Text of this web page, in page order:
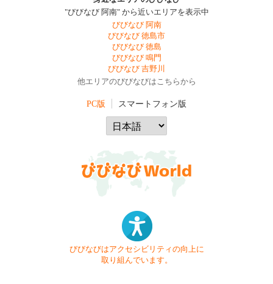
"びびなび 阿南" から近いエリアを表示中
びびなび 阿南
びびなび 徳島市
びびなび 徳島
びびなび 鳴門
びびなび 吉野川
他エリアのびびなびはこちらから
PC版 スマートフォン版
びびなびはアクセシビリティの向上に
取り組んでいます。